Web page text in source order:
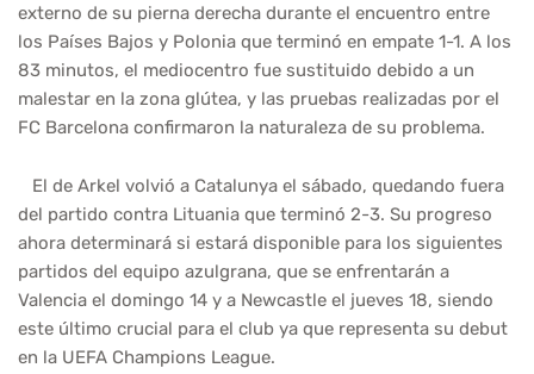
externo de su pierna derecha durante el encuentro entre
los Países Bajos y Polonia que terminó en empate 1-1. A los
83 minutos, el mediocentro fue sustituido debido a un
malestar en la zona glútea, y las pruebas realizadas por el
FC Barcelona confirmaron la naturaleza de su problema.
El de Arkel volvió a Catalunya el sábado, quedando fuera
del partido contra Lituania que terminó 2-3. Su progreso
ahora determinará si estará disponible para los siguientes
partidos del equipo azulgrana, que se enfrentarán a
Valencia el domingo 14 y a Newcastle el jueves 18, siendo
este último crucial para el club ya que representa su debut
en la UEFA Champions League.